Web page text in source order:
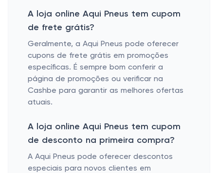
A loja online Aqui Pneus tem cupom
de frete grátis?
Geralmente, a Aqui Pneus pode oferecer
cupons de frete grátis em promoções
específicas. É sempre bom conferir a
página de promoções ou verificar na
Cashbe para garantir as melhores ofertas
atuais.
A loja online Aqui Pneus tem cupom
de desconto na primeira compra?
A Aqui Pneus pode oferecer descontos
especiais para novos clientes em